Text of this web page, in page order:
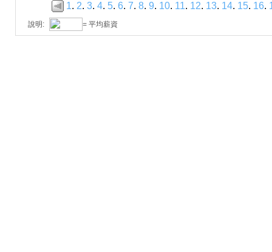
1. 2. 3. 4. 5. 6. 7. 8. 9. 10. 11. 12. 13. 14. 15. 16.
說明: = 平均薪資